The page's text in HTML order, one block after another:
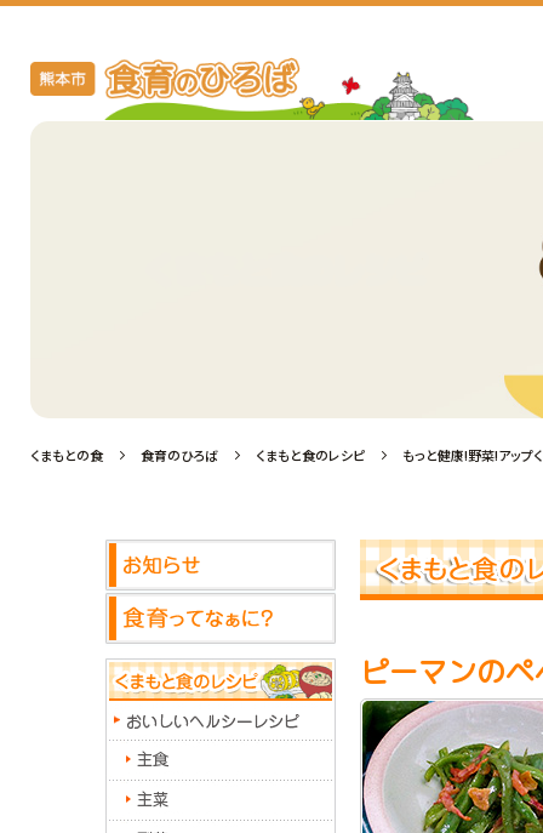
くまもとの食 食育のひろば くまもと食のレシピ もっと健康!野菜!アップ
ピーマンの